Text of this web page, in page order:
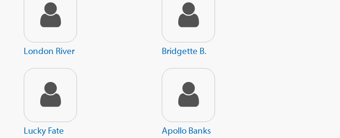
London River Bridgette B.
Lucky Fate Apollo Banks